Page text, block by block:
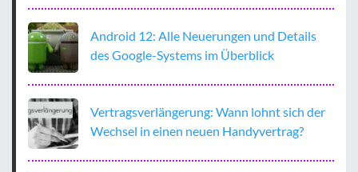
Android 12: Alle Neuerungen und Details
des Google-Systems im Überblick
Vertragsverlängerung: Wann lohnt sich der
Wechsel in einen neuen Handyvertrag?